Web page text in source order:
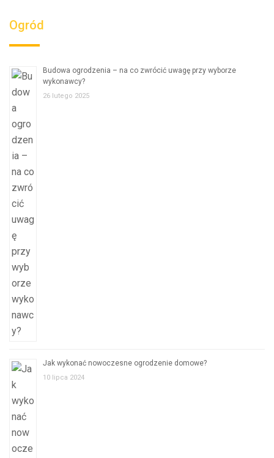
Ogród
Budowa ogrodzenia – na co zwrócić uwagę przy wyborze
wykonawcy?
26 lutego 2025
Jak wykonać nowoczesne ogrodzenie domowe?
10 lipca 2024